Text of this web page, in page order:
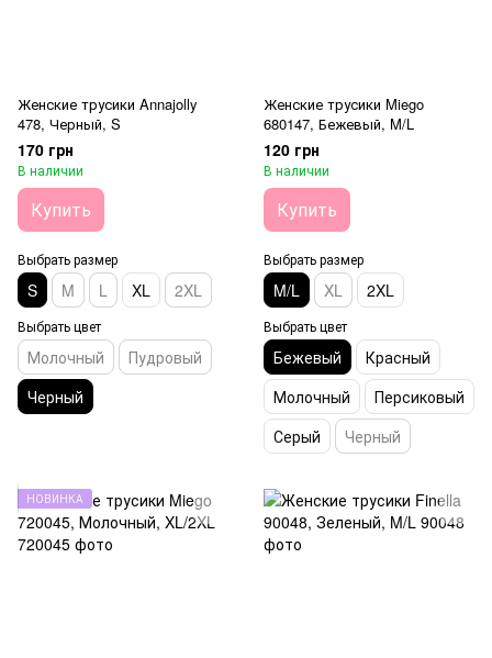
Женские трусики Annajolly
478, Черный, S
170 грн
В наличии
Купить
Выбрать размер
S M L XL 2XL
Выбрать цвет
Молочный
Пудровый
Черный
Женские трусики Miego
680147, Бежевый, M/L
120 грн
В наличии
Купить
Выбрать размер
M/L XL 2XL
Выбрать цвет
Бежевый
Красный
Молочный
Персиковый
Серый
Черный
НОВИНКА